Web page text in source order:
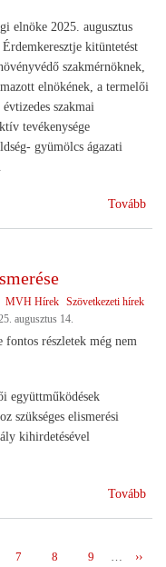
elnöke 2025. augusztus
kitüntetést
szakmérnöknek,
elnökének, a termelői
szakmai
tevékenysége
gyümölcs ágazati
Tovább
MVH Hírek Szövetkezeti hírek
augusztus 14.
fontos részletek még nem
együttműködések
szükséges elismerési
kihirdetésével
Tovább
Page
7 Page
8 Page
9
››